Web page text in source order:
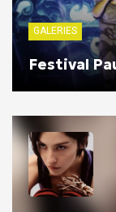
GALERIES
Festival